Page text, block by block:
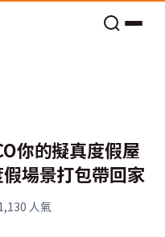
你的擬真度假屋
場景打包帶回家
人氣